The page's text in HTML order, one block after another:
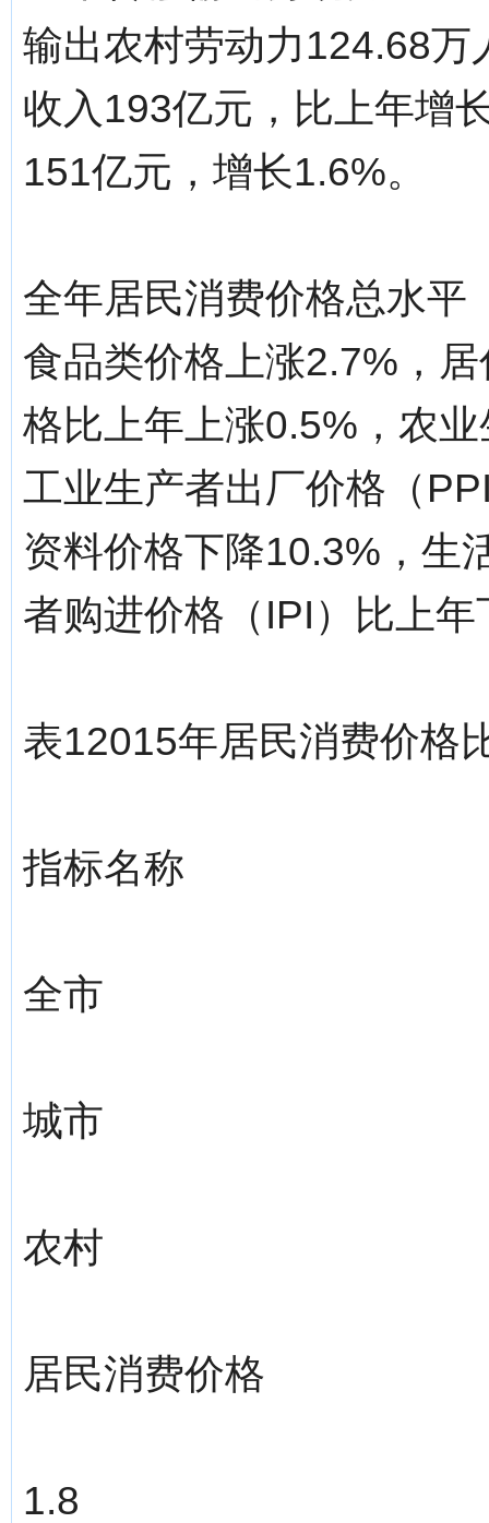
输出农村劳动力124.68
收入193亿元，比上年增
151亿元，增长1.6%。
全年居民消费价格总水平
食品类价格上涨2.7%，
格比上年上涨0.5%，农
工业生产者出厂价格（
资料价格下降10.3%，生
者购进价格（IPI）比上
表12015年居民消费价格
指标名称
全市
城市
农村
居民消费价格
1.8